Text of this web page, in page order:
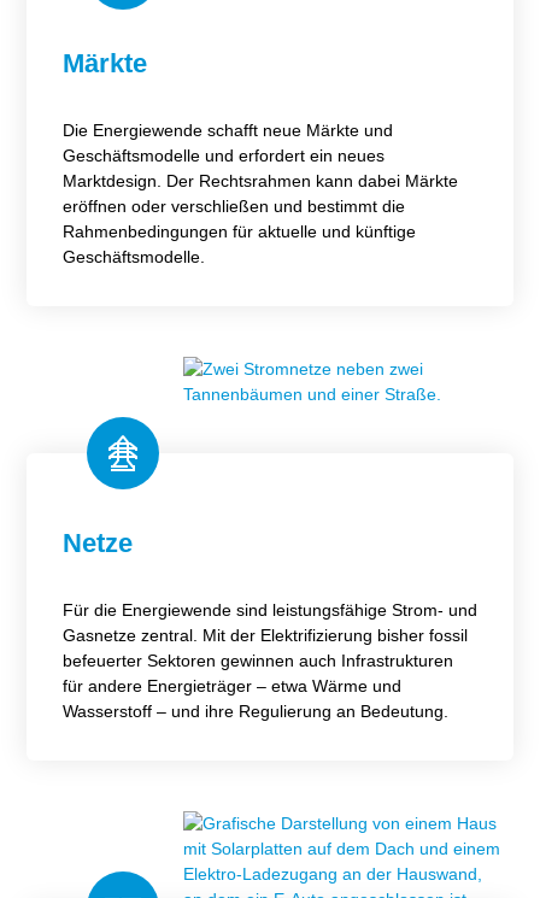
Märkte
Die Energiewende schafft neue Märkte und
Geschäftsmodelle und erfordert ein neues
Marktdesign. Der Rechtsrahmen kann dabei Märkte
eröffnen oder verschließen und bestimmt die
Rahmenbedingungen für aktuelle und künftige
Geschäftsmodelle.
Netze
Für die Energiewende sind leistungsfähige Strom- und
Gasnetze zentral. Mit der Elektrifizierung bisher fossil
befeuerter Sektoren gewinnen auch Infrastrukturen
für andere Energieträger – etwa Wärme und
Wasserstoff – und ihre Regulierung an Bedeutung.